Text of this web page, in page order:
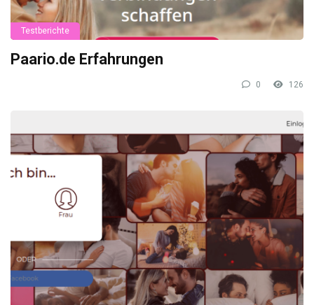
Testberichte
Paario.de Erfahrungen
0 126